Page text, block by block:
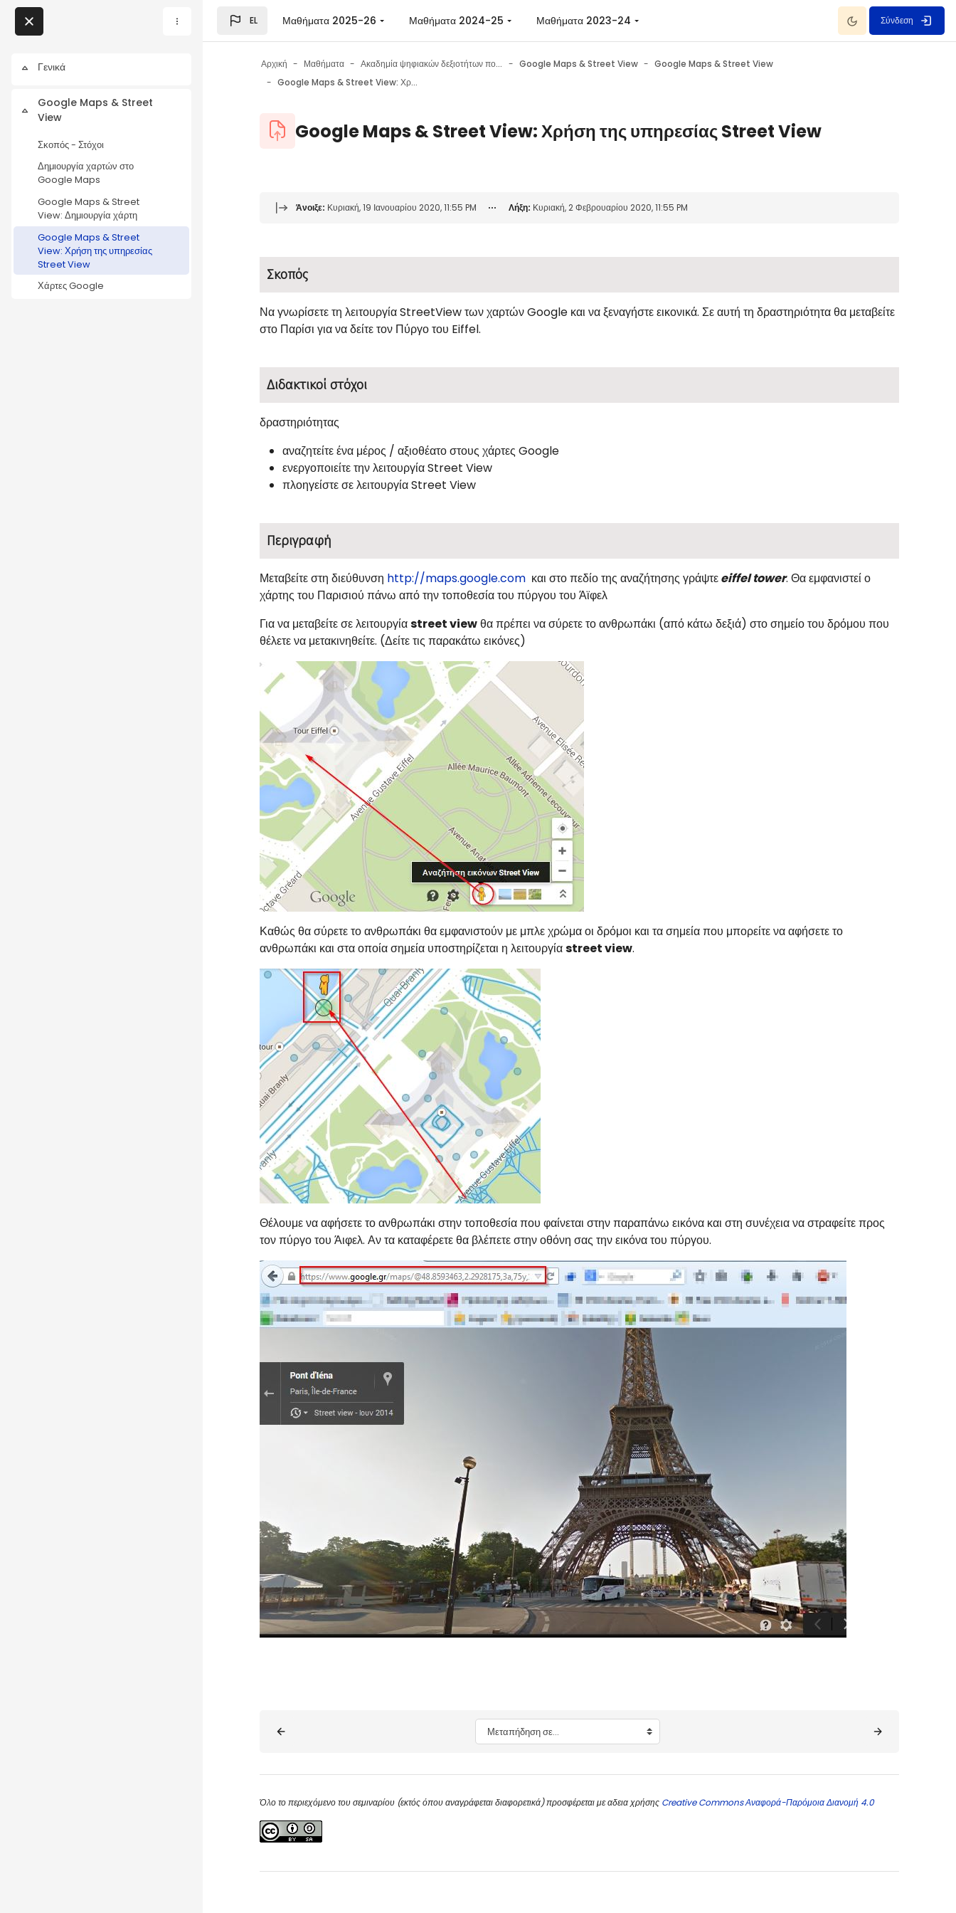
Μπλοκ
Σύμπτυξη
Γενικά
Σύμπτυξη
Google Maps & Street
View
Σκοπός - Στόχοι
Δημιουργία χαρτών στο
Google Maps
Google Maps & Street
View: Δημιουργία χάρτη
Google Maps & Street
View: Χρήση της υπηρεσίας
Street View
Χάρτες Google
EL Μαθήματα 2025-26 Μαθήματα 2024-25 Μαθήματα 2023-24 Dark Mode
Σύνδεση
Αρχική Μαθήματα Ακαδημία ψηφιακών δεξιοτήτων πολιτών Google Maps & Street View
Google Maps & Street View
Google Maps & Street View: Χρήση της υπηρεσίας Street View
ΜπλοκGoogle Maps & Street View: Χρήση της υπηρεσίας Street View
Μπλοκ
Απαιτήσεις ολοκλήρωσης
Άνοιξε: Κυριακή, 19 Ιανουαρίου 2020, 11:55 PM Λήξη: Κυριακή, 2 Φεβρουαρίου 2020, 11:55 PM
Σκοπός
Να γνωρίσετε τη λειτουργία StreetView των χαρτών Google και να ξεναγήστε εικονικά. Σε αυτή τη δραστηριότητα θα μεταβείτε
στο Παρίσι για να δείτε τον Πύργο του Eiffel.
Διδακτικοί στόχοι
δραστηριότητας
αναζητείτε ένα μέρος / αξιοθέατο στους χάρτες Google
ενεργοποιείτε την λειτουργία Street View
πλοηγείστε σε λειτουργία Street View
Περιγραφή
Μεταβείτε στη διεύθυνση http://maps.google.com και στο πεδίο της αναζήτησης γράψτεeiffel tower. Θα εμφανιστεί ο
χάρτης του Παρισιού πάνω από την τοποθεσία του πύργου του Άϊφελ
Για να μεταβείτε σε λειτουργίαstreet viewθα πρέπει να σύρετε το ανθρωπάκι (από κάτω δεξιά) στο σημείο του δρόμου που
θέλετε να μετακινηθείτε. (Δείτε τις παρακάτω εικόνες)
Καθώς θα σύρετε το ανθρωπάκι θα εμφανιστούν με μπλε χρώμα οι δρόμοι και τα σημεία που μπορείτε να αφήσετε το
ανθρωπάκι και στα οποία σημεία υποστηρίζεται η λειτουργίαstreet view.
Θέλουμε να αφήσετε το ανθρωπάκι στην τοποθεσία που φαίνεται στην παραπάνω εικόνα και στη συνέχεια να στραφείτε προς
τον πύργο του Άιφελ. Αν τα καταφέρετε θα βλέπετε στην οθόνη σας την εικόνα του πύργου.
Μπλοκ Μεταπήδηση σε...
Όλο το περιεχόμενο του σεμιναρίου (εκτός όπου αναγράφεται διαφορετικά) προσφέρεται με αδεια χρήσης Creative Commons Αναφορά-Παρόμοια Διανομή 4.0